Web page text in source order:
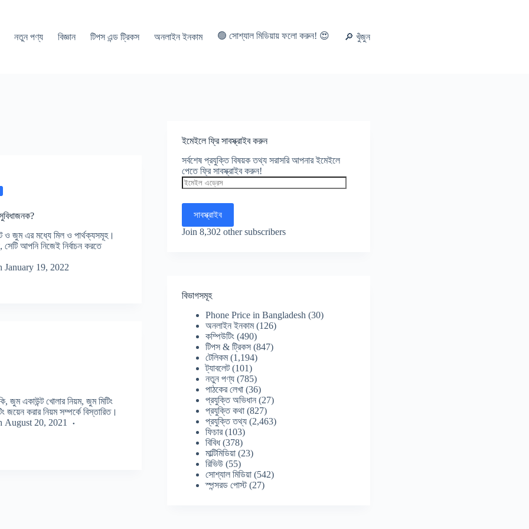
নতুন পণ্য বিজ্ঞান টিপস এন্ড ট্রিকস অনলাইন ইনকাম 🟢 সোশ্যাল মিডিয়ায় ফলো করুন! 😍 🔎 খুঁজুন
ও জুম এর মধ্যে মিল ও পার্থক্যসমূহ।
আপনি নিজেই নির্বাচন করতে
January 19, 2022
জুম একাউন্ট খোলার নিয়ম, জুম মিটিং
জয়েন করার নিয়ম সম্পর্কে বিস্তারিত।
August 20, 2021
ইমেইলে ফ্রি সাবস্ক্রাইব করুন
সর্বশেষ প্রযুক্তি বিষয়ক তথ্য সরাসরি আপনার ইমেইলে
পেতে ফ্রি সাবস্ক্রাইব করুন!
ইমেইল
এড্রেস
সাবস্ক্রাইব
Join 8,302 other subscribers
বিভাগসমূহ
Phone Price in Bangladesh (30)
অনলাইন ইনকাম(126)
কম্পিউটিং (490)
টিপস & ট্রিকস (847)
টেলিকম(1,194)
ট্যাবলেট(101)
নতুন পণ্য (785)
পাঠকের লেখা (36)
প্রযুক্তি অভিধান (27)
প্রযুক্তি কথা (827)
প্রযুক্তি তথ্য (2,463)
ফিচার(103)
বিবিধ(378)
মাল্টিমিডিয়া (23)
রিভিউ (55)
সোশ্যাল মিডিয়া (542)
স্পন্সরড পোস্ট(27)